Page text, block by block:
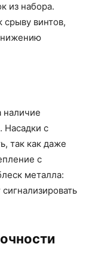
из набора.
срыву винтов,
наличие
Насадки с
так как даже
с
металла: